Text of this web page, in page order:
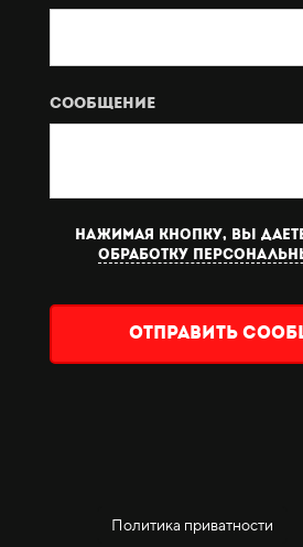
Сообщение
Нажимая кнопку, вы
обработку
Отправить
Политика приватности